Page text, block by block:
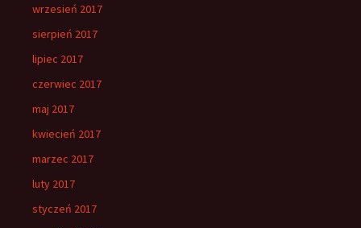
wrzesień 2017
sierpień 2017
lipiec 2017
czerwiec 2017
maj 2017
kwiecień 2017
marzec 2017
luty 2017
styczeń 2017